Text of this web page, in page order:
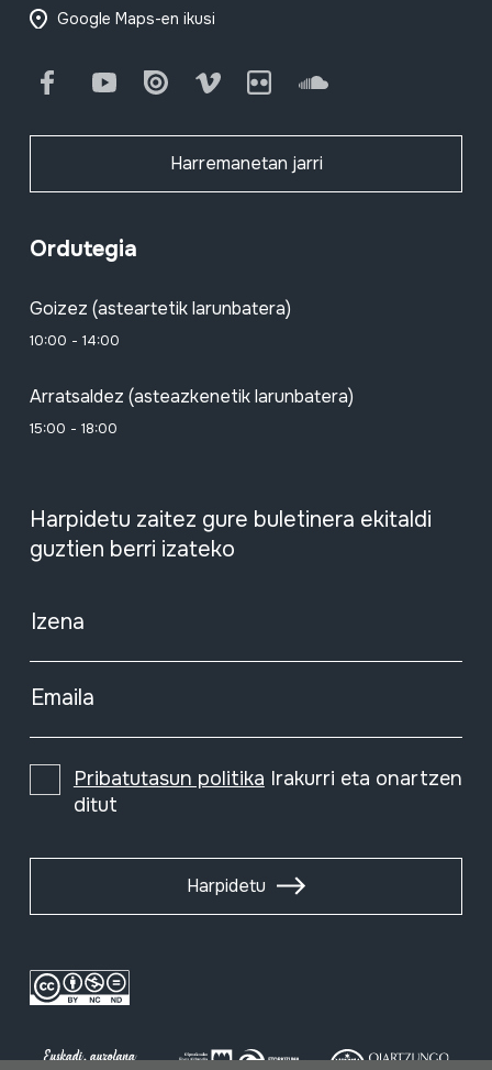
Google Maps-en ikusi
FacebookYoutube Issuu Vimeo Flickr SoundCloud
Harremanetan jarri
Ordutegia
Goizez (asteartetik larunbatera)
10:00 - 14:00
Arratsaldez (asteazkenetik larunbatera)
15:00 - 18:00
Harpidetu zaitez gure buletinera ekitaldi
guztien berri izateko
Izena
Emaila
Pribatutasun politika Irakurri eta onartzen
ditut
Harpidetu